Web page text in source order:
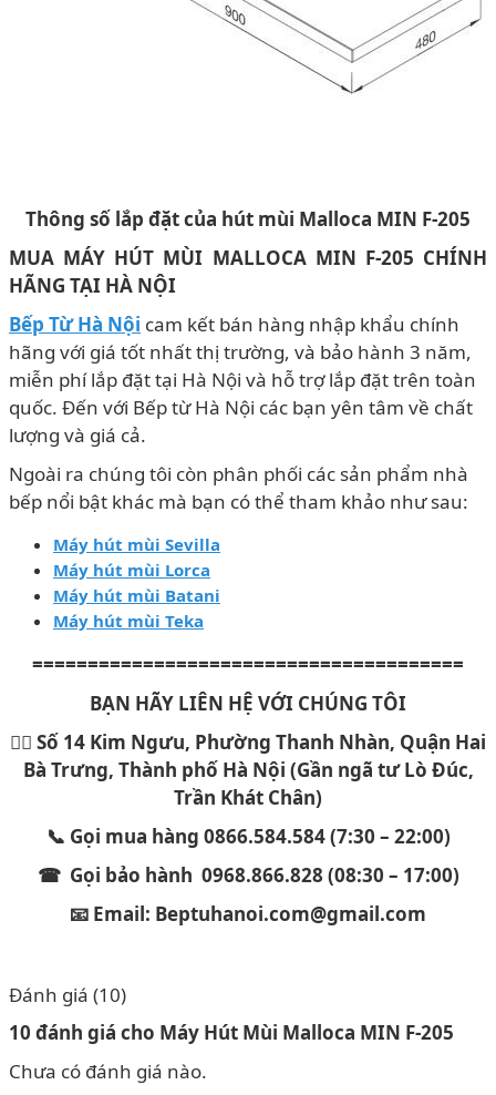
Thông số lắp đặt của hút mùi Malloca MIN F-205
MUA MÁY HÚT MÙI MALLOCA MIN F-205 CHÍNH
HÃNG TẠI HÀ NỘI
Bếp Từ Hà Nội cam kết bán hàng nhập khẩu chính
hãng với giá tốt nhất thị trường, và bảo hành 3 năm,
miễn phí lắp đặt tại Hà Nội và hỗ trợ lắp đặt trên toàn
quốc. Đến với Bếp từ Hà Nội các bạn yên tâm về chất
lượng và giá cả.
Ngoài ra chúng tôi còn phân phối các sản phẩm nhà
bếp nổi bật khác mà bạn có thể tham khảo như sau:
Máy hút mùi Sevilla
Máy hút mùi Lorca
Máy hút mùi Batani
Máy hút mùi Teka
=======================================
BẠN HÃY LIÊN HỆ VỚI CHÚNG TÔI
🏳️‍🌈 Số 14 Kim Ngưu, Phường Thanh Nhàn, Quận Hai
Bà Trưng, Thành phố Hà Nội (Gần ngã tư Lò Đúc,
Trần Khát Chân)
📞 Gọi mua hàng 0866.584.584 (7:30 – 22:00)
☎ Gọi bảo hành 0968.866.828 (08:30 – 17:00)
📧 Email: Beptuhanoi.com@gmail.com
Đánh giá (10)
10 đánh giá cho Máy Hút Mùi Malloca MIN F-205
Chưa có đánh giá nào.